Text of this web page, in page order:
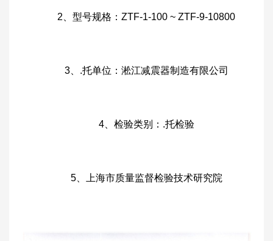
2、型号规格：ZTF-1-100 ~ ZTF-9-10800
3、.托单位：淞江减震器制造有限公司
4、检验类别：.托检验
5、上海市质量监督检验技术研究院